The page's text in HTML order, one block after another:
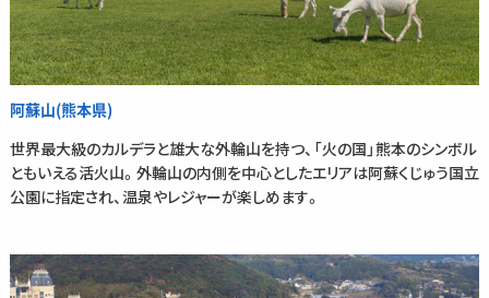
阿蘇山(熊本県)
世界最大級のカルデラと雄大な外輪山を持つ、「火の国」熊本のシンボル
ともいえる活火山。外輪山の内側を中心としたエリアは阿蘇くじゅう国立
公園に指定され、温泉やレジャーが楽しめます。